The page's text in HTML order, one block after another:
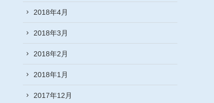
2018年4月
2018年3月
2018年2月
2018年1月
2017年12月